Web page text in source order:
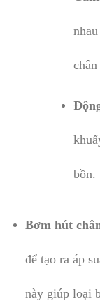
bồn.
Bơm hút
để tạo ra áp
này giúp loại